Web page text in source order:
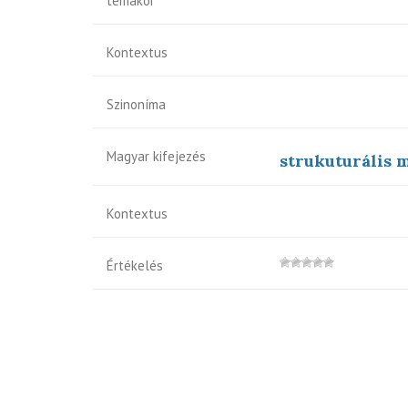
Kontextus
Szinoníma
Magyar kifejezés strukuturális
Kontextus
Értékelés